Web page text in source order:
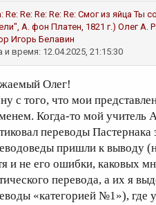
Re: Re: Re: Re: Re: Смог из яйца Ты
А. фон Платен, 1821 г.) Олег А.
Игорь Белавин
и время: 12.04.2025, 21:15:30
Олег!
с того, что мои
Когда-то мой учитель
переводы
пришли к выводу
и не его ошибки, каковых
перевода, а их я
«категорией №1»), где